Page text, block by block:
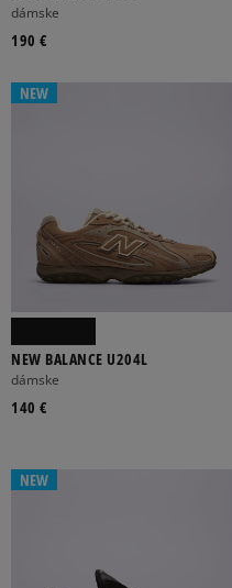
NÍZKA
CELOROČNÉ
dámske
190 €
NEW
NEW BALANCE U204L
dámske
140 €
NEW